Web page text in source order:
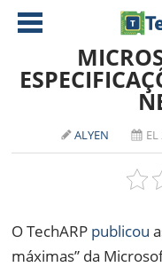
NVIDIA
TABLETS
NOKIA
DOWNLOADS
ALYEN
O TechARP publicou
máximas” da